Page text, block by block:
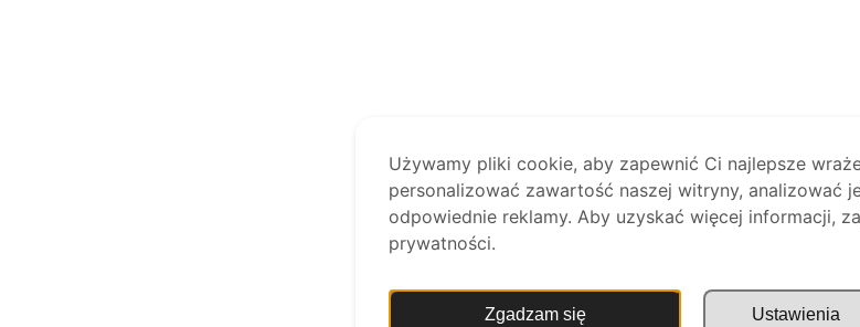
Używamy pliki cookie, aby zapewnić Ci najlepsze
personalizować zawartość naszej witryny, analizować
odpowiednie reklamy. Aby uzyskać więcej informacji,
prywatności.
Zgadzam się Ustawienia